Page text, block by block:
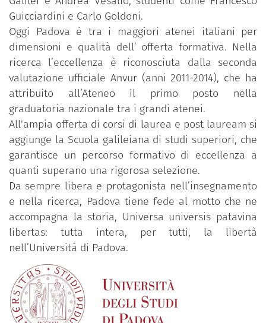
Guicciardini e Carlo Goldoni.
Oggi Padova è tra i maggiori atenei italiani per
dimensioni e qualità dell’ offerta formativa. Nella
ricerca l’eccellenza è riconosciuta dalla seconda
valutazione ufficiale Anvur (anni 2011-2014), che ha
attribuito all’Ateneo il primo posto nella
graduatoria nazionale tra i grandi atenei.
All'ampia offerta di corsi di laurea e post lauream si
aggiunge la Scuola galileiana di studi superiori, che
garantisce un percorso formativo di eccellenza a
quanti superano una rigorosa selezione.
Da sempre libera e protagonista nell’insegnamento
e nella ricerca, Padova tiene fede al motto che ne
accompagna la storia, Universa universis patavina
libertas: tutta intera, per tutti, la libertà
nell’Università di Padova.